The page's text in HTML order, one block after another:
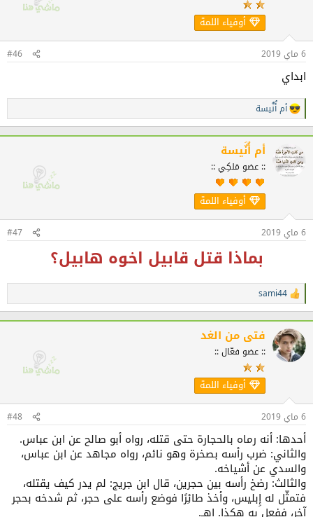
أوفياء اللمة
6 ماي 2019 #46
ابداي
ا
ل
ت
ف
ا
ع
أم أُنٌَيسة
أم أُنٌَيسة
:: عضو مَلكِي ::
أوفياء اللمة
6 ماي 2019 #47
بماذا قتل قابيل اخوه هابيل؟
ا
ل
ت
ف
ا
ع
sami44
فتى من الغد
:: عضو فعّال ::
أوفياء اللمة
6 ماي 2019 #48
أحدها: أنه رماه بالحجارة حتى قتله، رواه أبو صالح عن ابن عباس.
والثاني: ضرب رأسه بصخرة وهو نائم، رواه مجاهد عن ابن عباس،
والسدي عن أشياخه.
والثالث: رضخ رأسه بين حجرين، قال ابن جريج: لم يدر كيف يقتله،
فتمثّل له إِبليس، وأخذ طائِرًا فوضع رأسه على حجر، ثم شدخه بحجر
آخر، ففعل به هكذا. اهـ.